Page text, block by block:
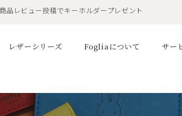
LINE友だちで500円OFFクーポンプレゼント
レザーシリーズ Fogliaについて サー